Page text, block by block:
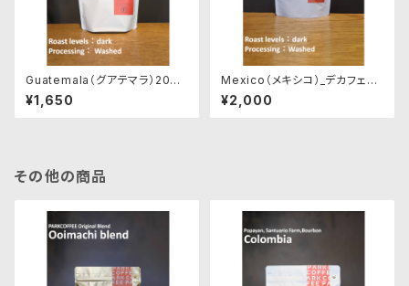
Guatemala（グアテマラ）200g
深煎り
¥1,650
Mexico（メキシコ）_デカフェ
200g
¥2,000
その他の商品